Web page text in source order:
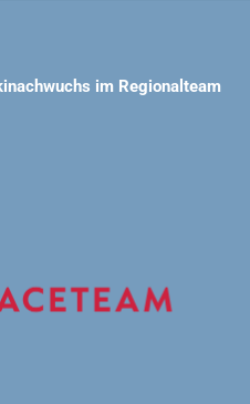
im Regionalteam